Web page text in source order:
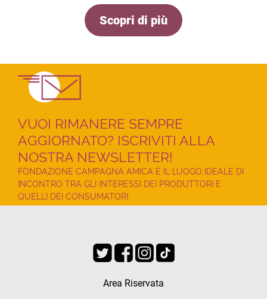
Scopri di più
VUOI RIMANERE SEMPRE
AGGIORNATO? ISCRIVITI ALLA
NOSTRA NEWSLETTER!
FONDAZIONE CAMPAGNA AMICA È IL LUOGO IDEALE DI
INCONTRO TRA GLI INTERESSI DEI PRODUTTORI E
QUELLI DEI CONSUMATORI.
Area Riservata